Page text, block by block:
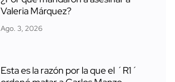
Valeria Márquez?
Ago. 3, 2026
Esta es la razón por la que el ´R1´